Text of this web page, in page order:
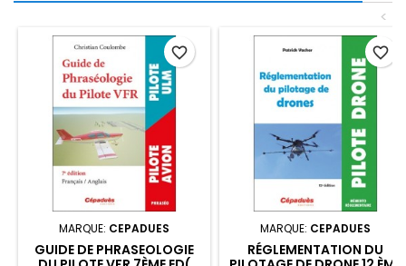
<
MARQUE: CEPADUES
GUIDE DE PHRASEOLOGIE
favorite_border
MARQUE: CEPADUES
RÉGLEMENTATION DU
favorite_border